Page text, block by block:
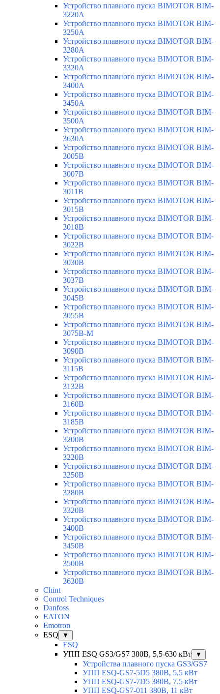
Устройство плавного пуска BIMOTOR BIM-
3220A
Устройство плавного пуска BIMOTOR BIM-
3250A
Устройство плавного пуска BIMOTOR BIM-
3280A
Устройство плавного пуска BIMOTOR BIM-
3320A
Устройство плавного пуска BIMOTOR BIM-
3400A
Устройство плавного пуска BIMOTOR BIM-
3450A
Устройство плавного пуска BIMOTOR BIM-
3500A
Устройство плавного пуска BIMOTOR BIM-
3630A
Устройство плавного пуска BIMOTOR BIM-
3005B
Устройство плавного пуска BIMOTOR BIM-
3007B
Устройство плавного пуска BIMOTOR BIM-
3011B
Устройство плавного пуска BIMOTOR BIM-
3015B
Устройство плавного пуска BIMOTOR BIM-
3018B
Устройство плавного пуска BIMOTOR BIM-
3022B
Устройство плавного пуска BIMOTOR BIM-
3030B
Устройство плавного пуска BIMOTOR BIM-
3037B
Устройство плавного пуска BIMOTOR BIM-
3045B
Устройство плавного пуска BIMOTOR BIM-
3055B
Устройство плавного пуска BIMOTOR BIM-
3075B-M
Устройство плавного пуска BIMOTOR BIM-
3090B
Устройство плавного пуска BIMOTOR BIM-
3115B
Устройство плавного пуска BIMOTOR BIM-
3132B
Устройство плавного пуска BIMOTOR BIM-
3160B
Устройство плавного пуска BIMOTOR BIM-
3185B
Устройство плавного пуска BIMOTOR BIM-
3200B
Устройство плавного пуска BIMOTOR BIM-
3220B
Устройство плавного пуска BIMOTOR BIM-
3250B
Устройство плавного пуска BIMOTOR BIM-
3280B
Устройство плавного пуска BIMOTOR BIM-
3320B
Устройство плавного пуска BIMOTOR BIM-
3400B
Устройство плавного пуска BIMOTOR BIM-
3450B
Устройство плавного пуска BIMOTOR BIM-
3500B
Устройство плавного пуска BIMOTOR BIM-
3630B
Chint
Control Techniques
Danfoss
EATON
Emotron
ESQ
▼
ESQ
УПП ESQ GS3/GS7 380В, 5,5-630 кВт
▼
Устройства плавного пуска GS3/GS7
УПП ESQ-GS7-5D5 380В, 5,5 кВт
УПП ESQ-GS7-7D5 380В, 7,5 кВт
УПП ESQ-GS7-011 380В, 11 кВт